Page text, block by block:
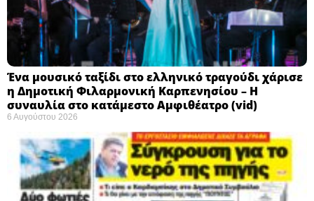
Ένα μουσικό ταξίδι στο ελληνικό τραγούδι χάρισε
η Δημοτική Φιλαρμονική Καρπενησίου – Η
συναυλία στο κατάμεστο Αμφιθέατρο (vid)
6 Αυγούστου 2026